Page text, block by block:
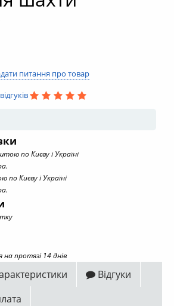
питання про товар
по Києву і Україні
Києву і Україні
на протязі 14 днів
Відгуки